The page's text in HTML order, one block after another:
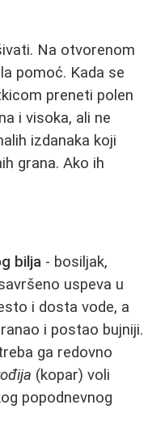
Na otvorenom
pomoć. Kada se
preneti polen
i visoka, ali ne
izdanaka koji
grana. Ako ih
bilja - bosiljak,
uspeva u
i dosta vode, a
i postao bujniji.
ga redovno
(kopar) voli
popodnevnog